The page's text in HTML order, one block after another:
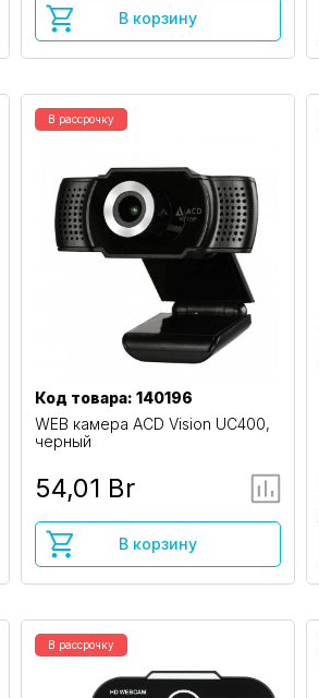
В корзину
В рассрочку
Код товара: 140196
WEB камера ACD Vision UC400,
черный
54,01 Br
В корзину
В рассрочку